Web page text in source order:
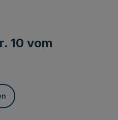
10 vom